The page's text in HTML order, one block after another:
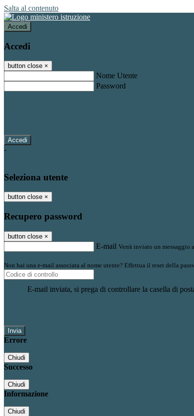
Salta al contenuto
Accedi
Accedi
button close ×
Nome Utente
Password
-
Seleziona utente
button close ×
Recupero password
button close ×
E-mail Verrà inviato un messaggio
Non hai una e-mail associata al nome utente? Effettua il reset della
E-mail inviata, si prega di controllare la casella di
Errore
Chiudi
Successo
Chiudi
Informazione
Chiudi